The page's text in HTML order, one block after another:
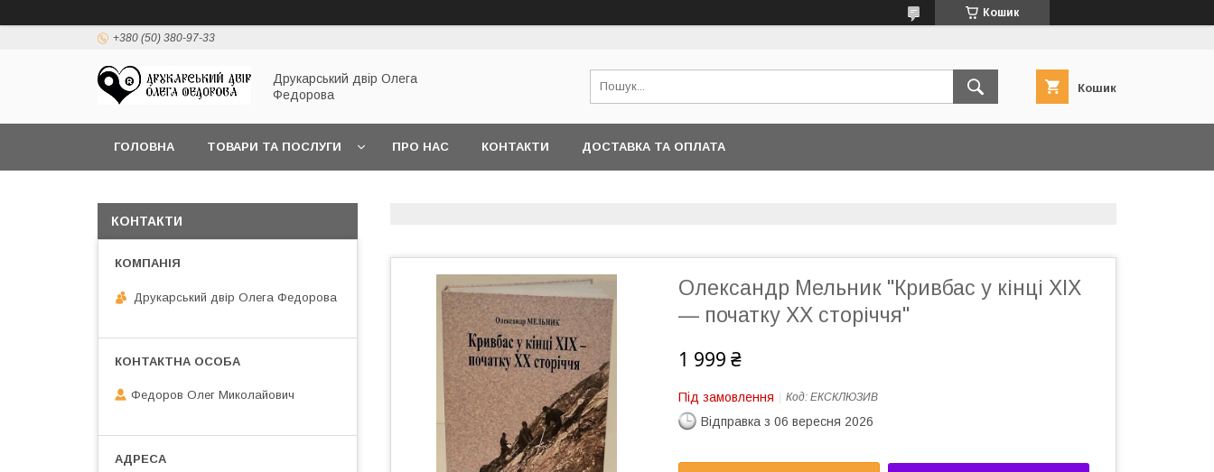
Кошик
+380 (50) 380-97-33
Друкарський двір Олега
Федорова
Кошик
ГОЛОВНА ТОВАРИ ТА ПОСЛУГИ ПРО НАС КОНТАКТИ ДОСТАВКА ТА ОПЛАТА
Олександр Мельник "Кривбас у кінці XIX
— початку XX сторіччя"
1 999 ₴
Під замовлення Код: ЕКСКЛЮЗИВ
Відправка з 06 вересня 2026
КОНТАКТИ
Друкарський двір Олега Федорова
Федоров Олег Миколайович